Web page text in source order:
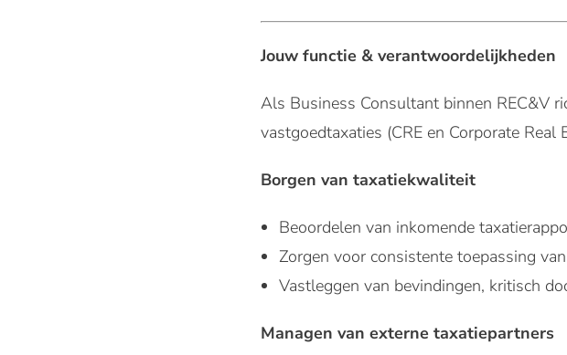
Jouw functie & verantwoordelijkheden
Als Business Consultant binnen REC&V
vastgoedtaxaties (CRE en Corporate Real
Borgen van taxatiekwaliteit
Beoordelen van inkomende
Zorgen voor consistente toepassing
Vastleggen van bevindingen, kritisch
Managen van externe taxatiepartners